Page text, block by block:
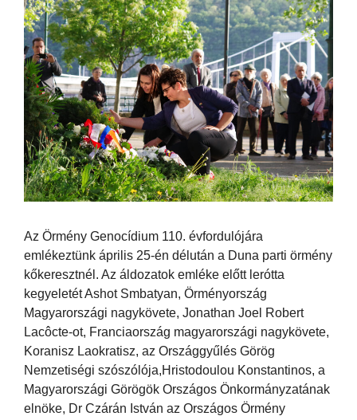
Az Örmény Genocídium 110. évfordulójára
emlékeztünk április 25-én délután a Duna parti örmény
kőkeresztnél. Az áldozatok emléke előtt lerótta
kegyeletét Ashot Smbatyan, Örményország
Magyarországi nagykövete, Jonathan Joel Robert
Lacôcte-ot, Franciaország magyarországi nagykövete,
Koranisz Laokratisz, az Országgyűlés Görög
Nemzetiségi szószólója,Hristodoulou Konstantinos, a
Magyarországi Görögök Országos Önkormányzatának
elnöke, Dr Czárán István az Országos Örmény